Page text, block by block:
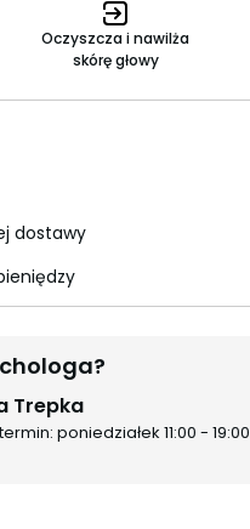
Oczyszcza i nawilża
skórę głowy
dostawy
Trepka
poniedziałek 11:00 - 19:00